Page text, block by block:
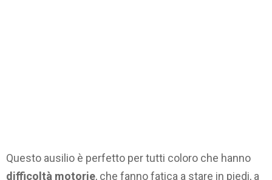
Questo ausilio è perfetto per tutti coloro che hanno
difficoltà motorie, che fanno fatica a stare in piedi, a